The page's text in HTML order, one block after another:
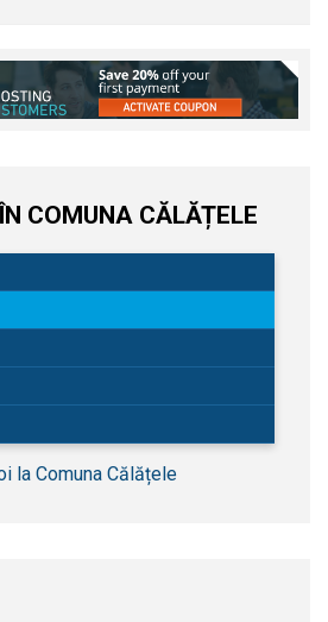
COMUNA CĂLĂȚELE
la Comuna Călățele